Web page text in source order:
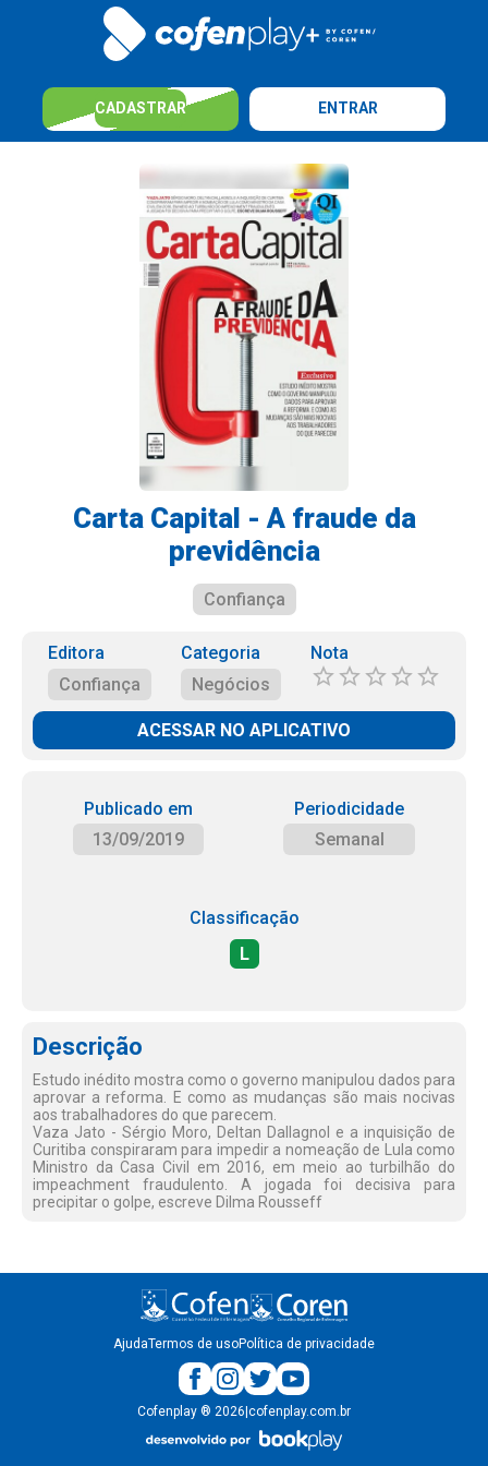
CADASTRAR ENTRAR
Carta Capital - A fraude da
previdência
Confiança
Editora
Confiança
Categoria
Negócios
Nota
ACESSAR NO APLICATIVO
Publicado em
13/09/2019
Periodicidade
Semanal
Classificação
L
Descrição
Estudo inédito mostra como o governo manipulou dados para
aprovar a reforma. E como as mudanças são mais nocivas
aos trabalhadores do que parecem.
Vaza Jato - Sérgio Moro, Deltan Dallagnol e a inquisição de
Curitiba conspiraram para impedir a nomeação de Lula como
Ministro da Casa Civil em 2016, em meio ao turbilhão do
impeachment fraudulento. A jogada foi decisiva para
precipitar o golpe, escreve Dilma Rousseff
AjudaTermos de usoPolítica de privacidade
Cofenplay ® 2026 cofenplay.com.br